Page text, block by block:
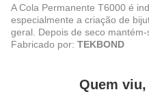
A Cola Permanente T6000 é
especialmente a criação de
geral. Depois de seco
Fabricado por: TEKBOND
Quem